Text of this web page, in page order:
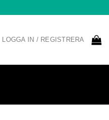
LOGGA IN / REGISTRERA